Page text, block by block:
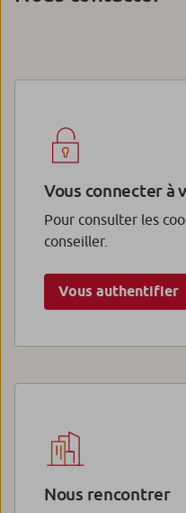
Vous connecter à
Pour consulter les
conseiller.
Vous authentifier
Nous rencontrer